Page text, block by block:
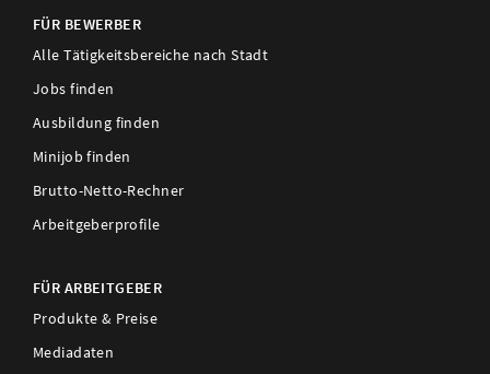
FÜR BEWERBER
Alle Tätigkeitsbereiche nach Stadt
Jobs finden
Ausbildung finden
Minijob finden
Brutto-Netto-Rechner
Arbeitgeberprofile
FÜR ARBEITGEBER
Produkte & Preise
Mediadaten